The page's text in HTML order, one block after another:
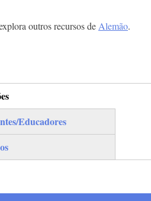
outros recursos de Alemão.
ativo)
Educadores